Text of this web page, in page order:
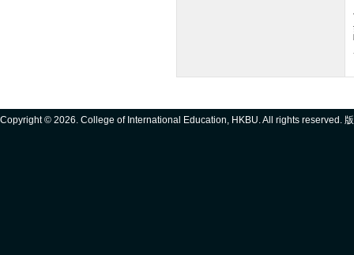
Copyright © 2026. College of International Education, HKBU. All rights reserved.